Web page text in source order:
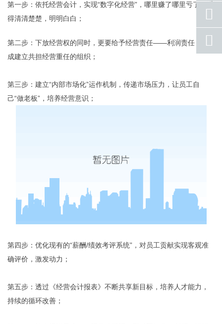
第一步：依托经营会计，实现“数字化经营”，哪里赚了哪里亏了，看
得清清楚楚，明明白白；
第二步：下放经营权的同时，更要给予经营责任——利润责任；形
成建立共担经营重任的组织；
第三步：建立“内部市场化”运作机制，传递市场压力，让员工自
己“做老板”，培养经营意识；
第四步：优化现有的“薪酬/绩效考评系统”，对员工贡献实现客观准
确评价，激发动力；
第五步：透过《经营会计报表》不断共享新目标，培养人才能力，
持续的循环改善；
手机
号码
qq
联系